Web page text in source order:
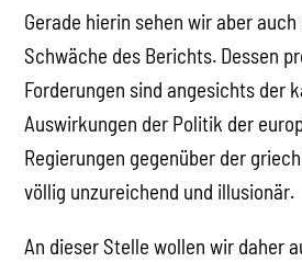
Gerade hierin sehen wir aber
Schwäche des Berichts. Dessen
Forderungen sind angesichts der
Auswirkungen der Politik der
Regierungen gegenüber der
völlig unzureichend und illusionär.
An dieser Stelle wollen wir daher